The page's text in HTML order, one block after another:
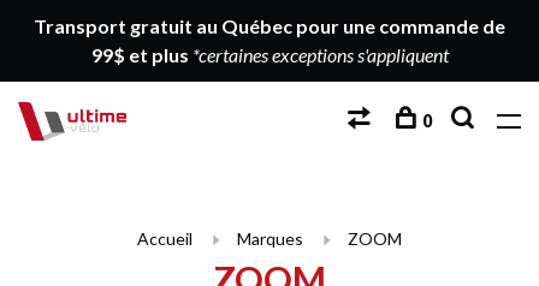
Transport gratuit au Québec pour une commande de
99$ et plus *certaines exceptions s'appliquent
0
Accueil Marques ZOOM